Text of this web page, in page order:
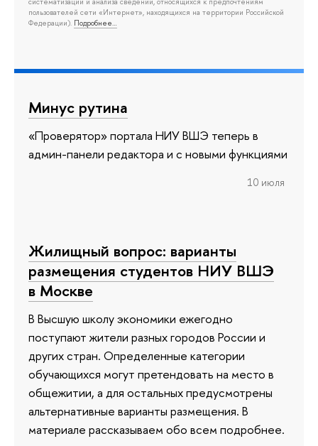
пользователей сети «Интернет», находящихся на территории Российской
Федерации). Подробнее…
Минус рутина
«Проверятор» портала НИУ ВШЭ теперь в
админ-панели редактора и с новыми функциями
10 июля
Жилищный вопрос: варианты
размещения студентов НИУ ВШЭ
в Москве
В Высшую школу экономики ежегодно
поступают жители разных городов России и
других стран. Определенные категории
обучающихся могут претендовать на место в
общежитии, а для остальных предусмотрены
альтернативные варианты размещения. В
материале рассказываем обо всем подробнее.